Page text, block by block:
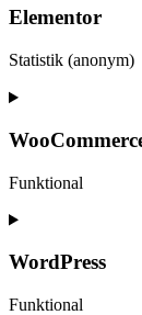
Elementor
Statistik (anonym)
Consent
service
Funktional
Consent
service
WordPress
Funktional